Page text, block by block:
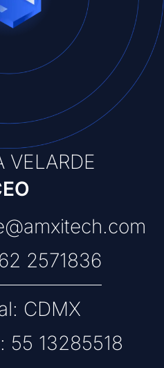
VELARDE
2571836
CDMX
55 13285518